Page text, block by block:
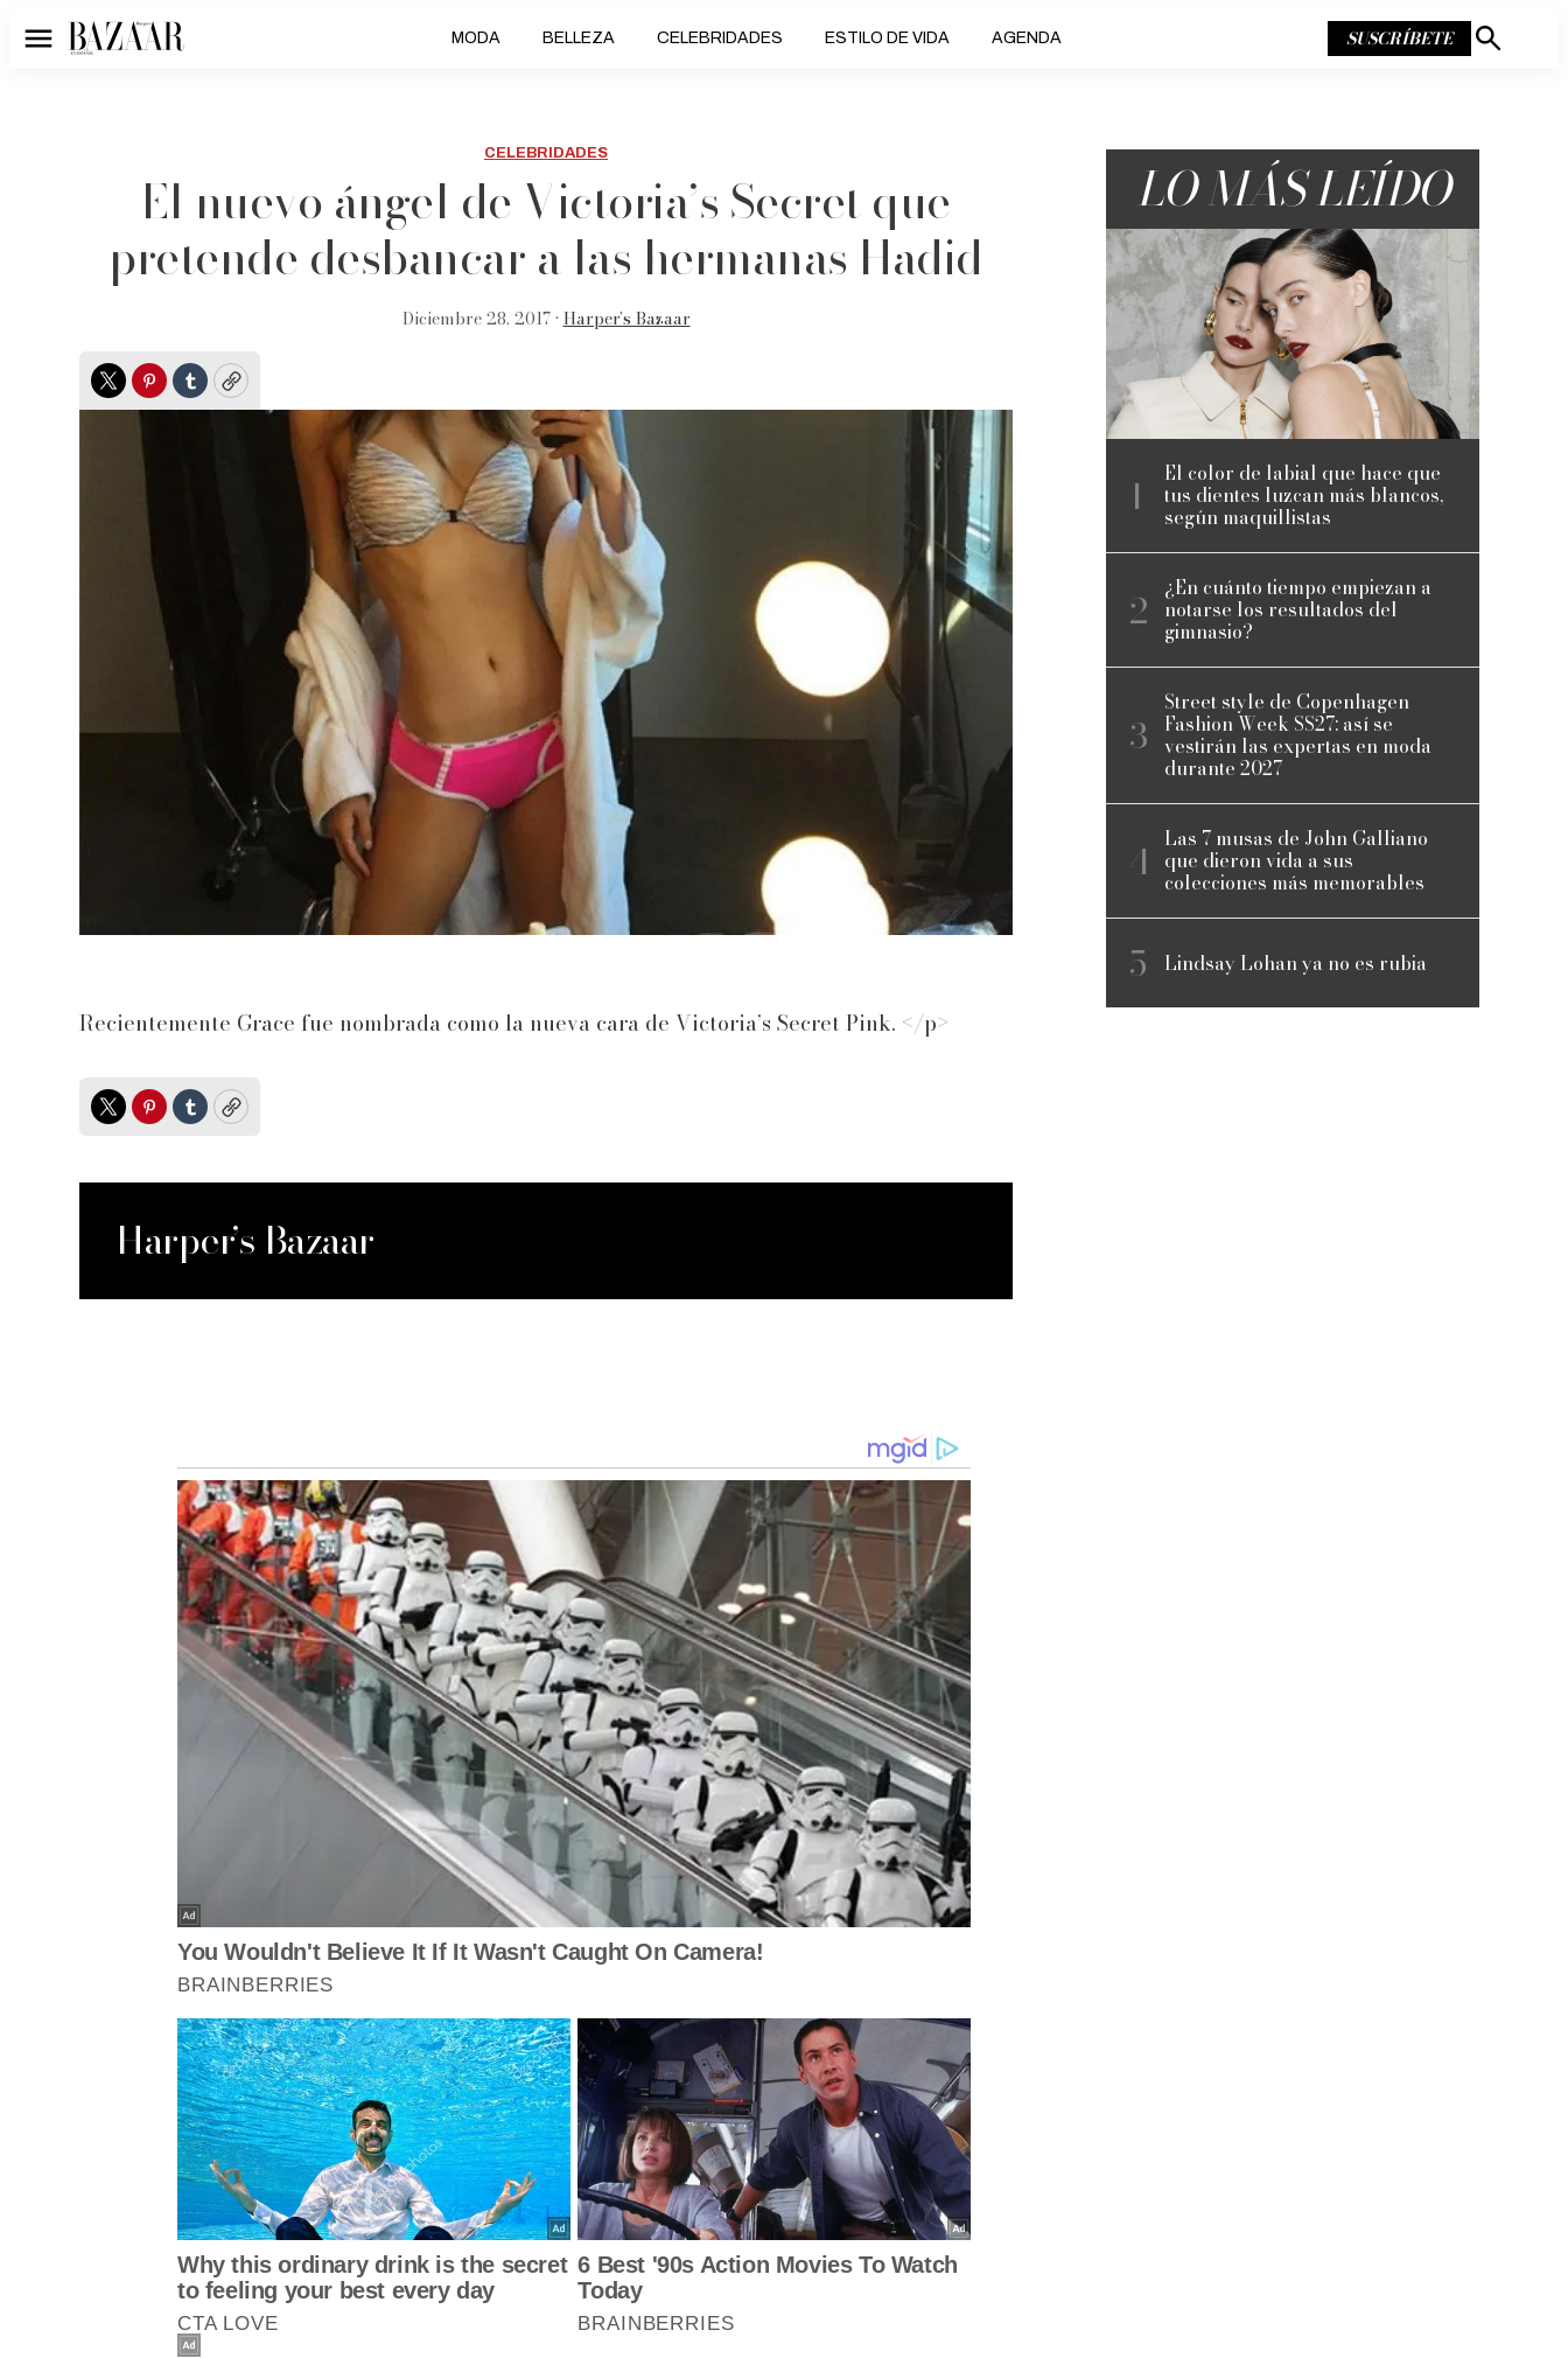
Menú MODA BELLEZA CELEBRIDADES ESTILO DE VIDA AGENDA SUSCRÍBETE
Mostrar
CELEBRIDADES
El nuevo ángel de Victoria’s Secret que
pretende desbancar a las hermanas Hadid
Diciembre 28, 2017 • Harper’s Bazaar
TwitterPinterest
TumblrCopy
Recientemente Grace fue nombrada como la nueva cara de Victoria’s Secret Pink. </p>
TwitterPinterest
TumblrCopy
Harper’s Bazaar
LO MÁS LEÍDO
El color de labial que hace que
tus dientes luzcan más blancos,
según maquillistas
¿En cuánto tiempo empiezan a
notarse los resultados del
gimnasio?
Street style de Copenhagen
Fashion Week SS27: así se
vestirán las expertas en moda
durante 2027
Las 7 musas de John Galliano
que dieron vida a sus
colecciones más memorables
Lindsay Lohan ya no es rubia